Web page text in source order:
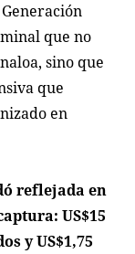
que no
sino que
que
en
reflejada en
US$15
y US$1,75